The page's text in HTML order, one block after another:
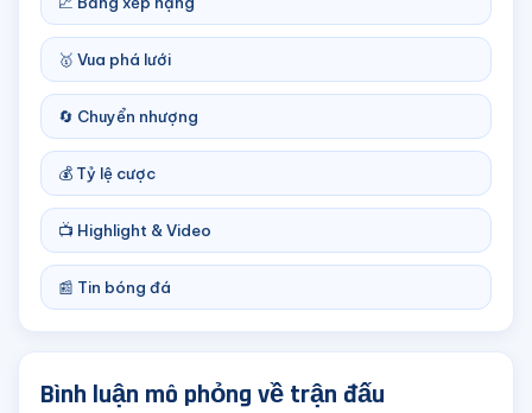
🥇 Vua phá lưới
🔄 Chuyển nhượng
💰 Tỷ lệ cược
📺 Highlight & Video
📰 Tin bóng đá
Bình luận mô phỏng về trận đấu